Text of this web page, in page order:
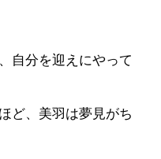
自分を迎えにやって
ど、美羽は夢見がち